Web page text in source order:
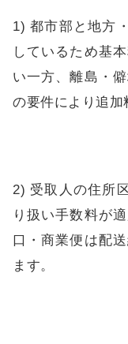
1) 都市部と地方
しているため基
い一方、離島・
の要件により追加
2) 受取人の住所
り扱い手数料が
口・商業便は配
ます。